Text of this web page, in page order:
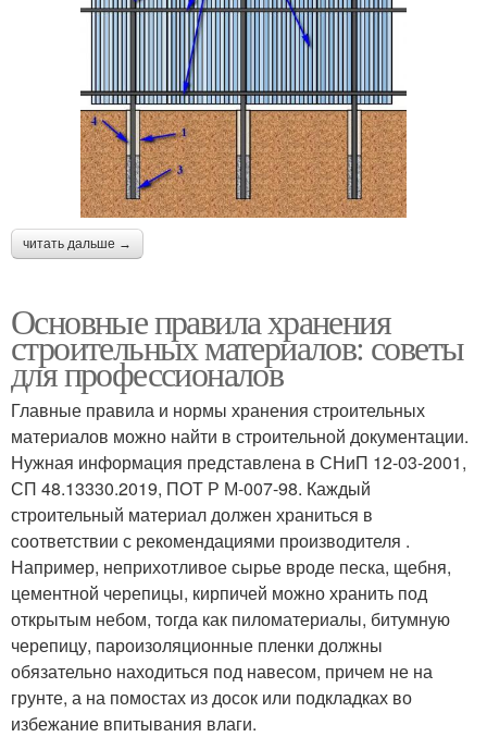
читать дальше →
Основные правила хранения
строительных материалов: советы
для профессионалов
Главные правила и нормы хранения строительных
материалов можно найти в строительной документации.
Нужная информация представлена в СНиП 12-03-2001,
СП 48.13330.2019, ПОТ Р М-007-98. Каждый
строительный материал должен храниться в
соответствии с рекомендациями производителя .
Например, неприхотливое сырье вроде песка, щебня,
цементной черепицы, кирпичей можно хранить под
открытым небом, тогда как пиломатериалы, битумную
черепицу, пароизоляционные пленки должны
обязательно находиться под навесом, причем не на
грунте, а на помостах из досок или подкладках во
избежание впитывания влаги.